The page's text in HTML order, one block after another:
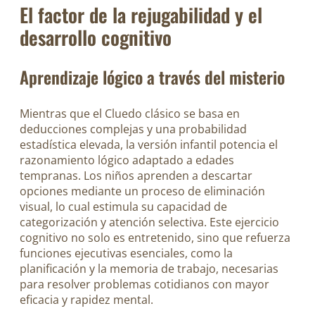
El factor de la rejugabilidad y el
desarrollo cognitivo
Aprendizaje lógico a través del misterio
Mientras que el Cluedo clásico se basa en
deducciones complejas y una probabilidad
estadística elevada, la versión infantil potencia el
razonamiento lógico adaptado a edades
tempranas. Los niños aprenden a descartar
opciones mediante un proceso de eliminación
visual, lo cual estimula su capacidad de
categorización y atención selectiva. Este ejercicio
cognitivo no solo es entretenido, sino que refuerza
funciones ejecutivas esenciales, como la
planificación y la memoria de trabajo, necesarias
para resolver problemas cotidianos con mayor
eficacia y rapidez mental.